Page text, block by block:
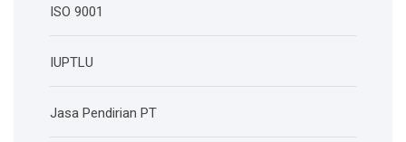
ISO 9001
IUPTLU
Jasa Pendirian PT